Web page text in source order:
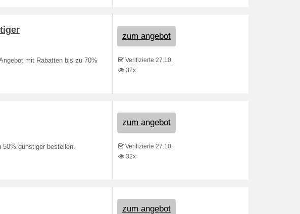
mit Rabatten bis zu 70%
zum angebot
Verifizierte 27.10.
32x
günstiger bestellen.
zum angebot
Verifizierte 27.10.
32x
zum angebot